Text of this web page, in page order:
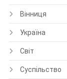
Вінниця
Україна
Світ
Суспільство